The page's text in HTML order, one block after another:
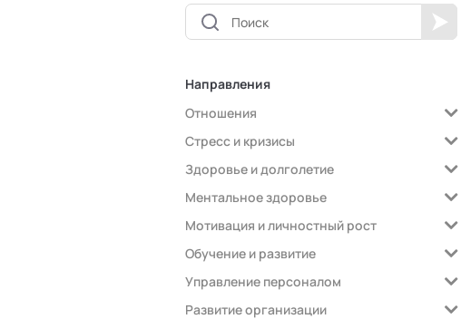
Направления
Отношения
Стресс и кризисы
Здоровье и долголетие
Ментальное здоровье
Мотивация и личностный рост
Обучение и развитие
Управление персоналом
Развитие организации